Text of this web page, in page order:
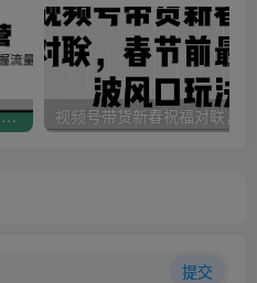
AI短视频创作运营，揭秘算法、文案创作与私域引流，助你掌握流量密码
提交